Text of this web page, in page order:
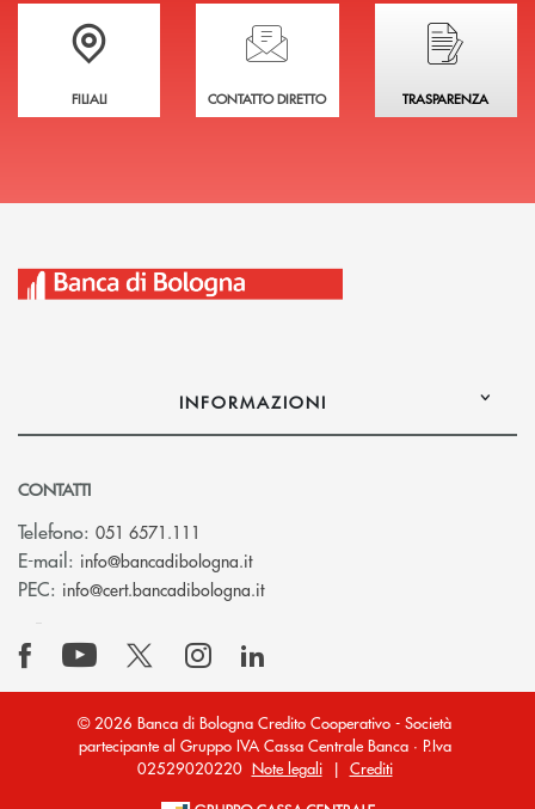
Trova la filiale più vicina a te
FILIALI
Hai bisogno di assistenza immediata?
CONTATTO DIRETTO
Hai bisogno di
TRASPARENZA
INFORMAZIONI
CONTATTI
Telefono: 051 6571.111
E-mail: info@bancadibologna.it(si apre l’app di posta elettronica)
PEC: info@cert.bancadibologna.it(si apre l’app di posta
© 2026 Banca di Bologna Credito Cooperativo - Società
partecipante al Gruppo IVA Cassa Centrale Banca · P.Iva
02529020220 Note legali| Crediti